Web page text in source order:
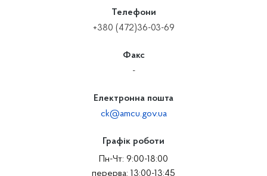
Телефони
+380 (472)36-03-69
Факс
-
Електронна пошта
ck@amcu.gov.ua
Графік роботи
Пн-Чт: 9:00-18:00
перерва: 13:00-13:45